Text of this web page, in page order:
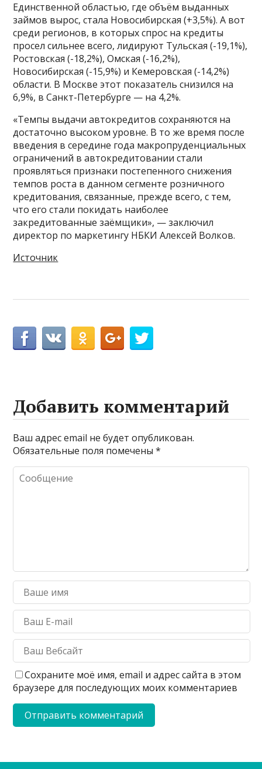
Единственной областью, где объём выданных
займов вырос, стала Новосибирская (+3,5%). А вот
среди регионов, в которых спрос на кредиты
просел сильнее всего, лидируют Тульская (-19,1%),
Ростовская (-18,2%), Омская (-16,2%),
Новосибирская (-15,9%) и Кемеровская (-14,2%)
области. В Москве этот показатель снизился на
6,9%, в Санкт-Петербурге — на 4,2%.
«Темпы выдачи автокредитов сохраняются на
достаточно высоком уровне. В то же время после
введения в середине года макропруденциальных
ограничений в автокредитовании стали
проявляться признаки постепенного снижения
темпов роста в данном сегменте розничного
кредитования, связанные, прежде всего, с тем,
что его стали покидать наиболее
закредитованные заёмщики», — заключил
директор по маркетингу НБКИ Алексей Волков.
Источник
Добавить комментарий
Ваш адрес email не будет опубликован.
Обязательные поля помечены*
Сохраните моё имя, email и адрес сайта в этом
браузере для последующих моих комментариев